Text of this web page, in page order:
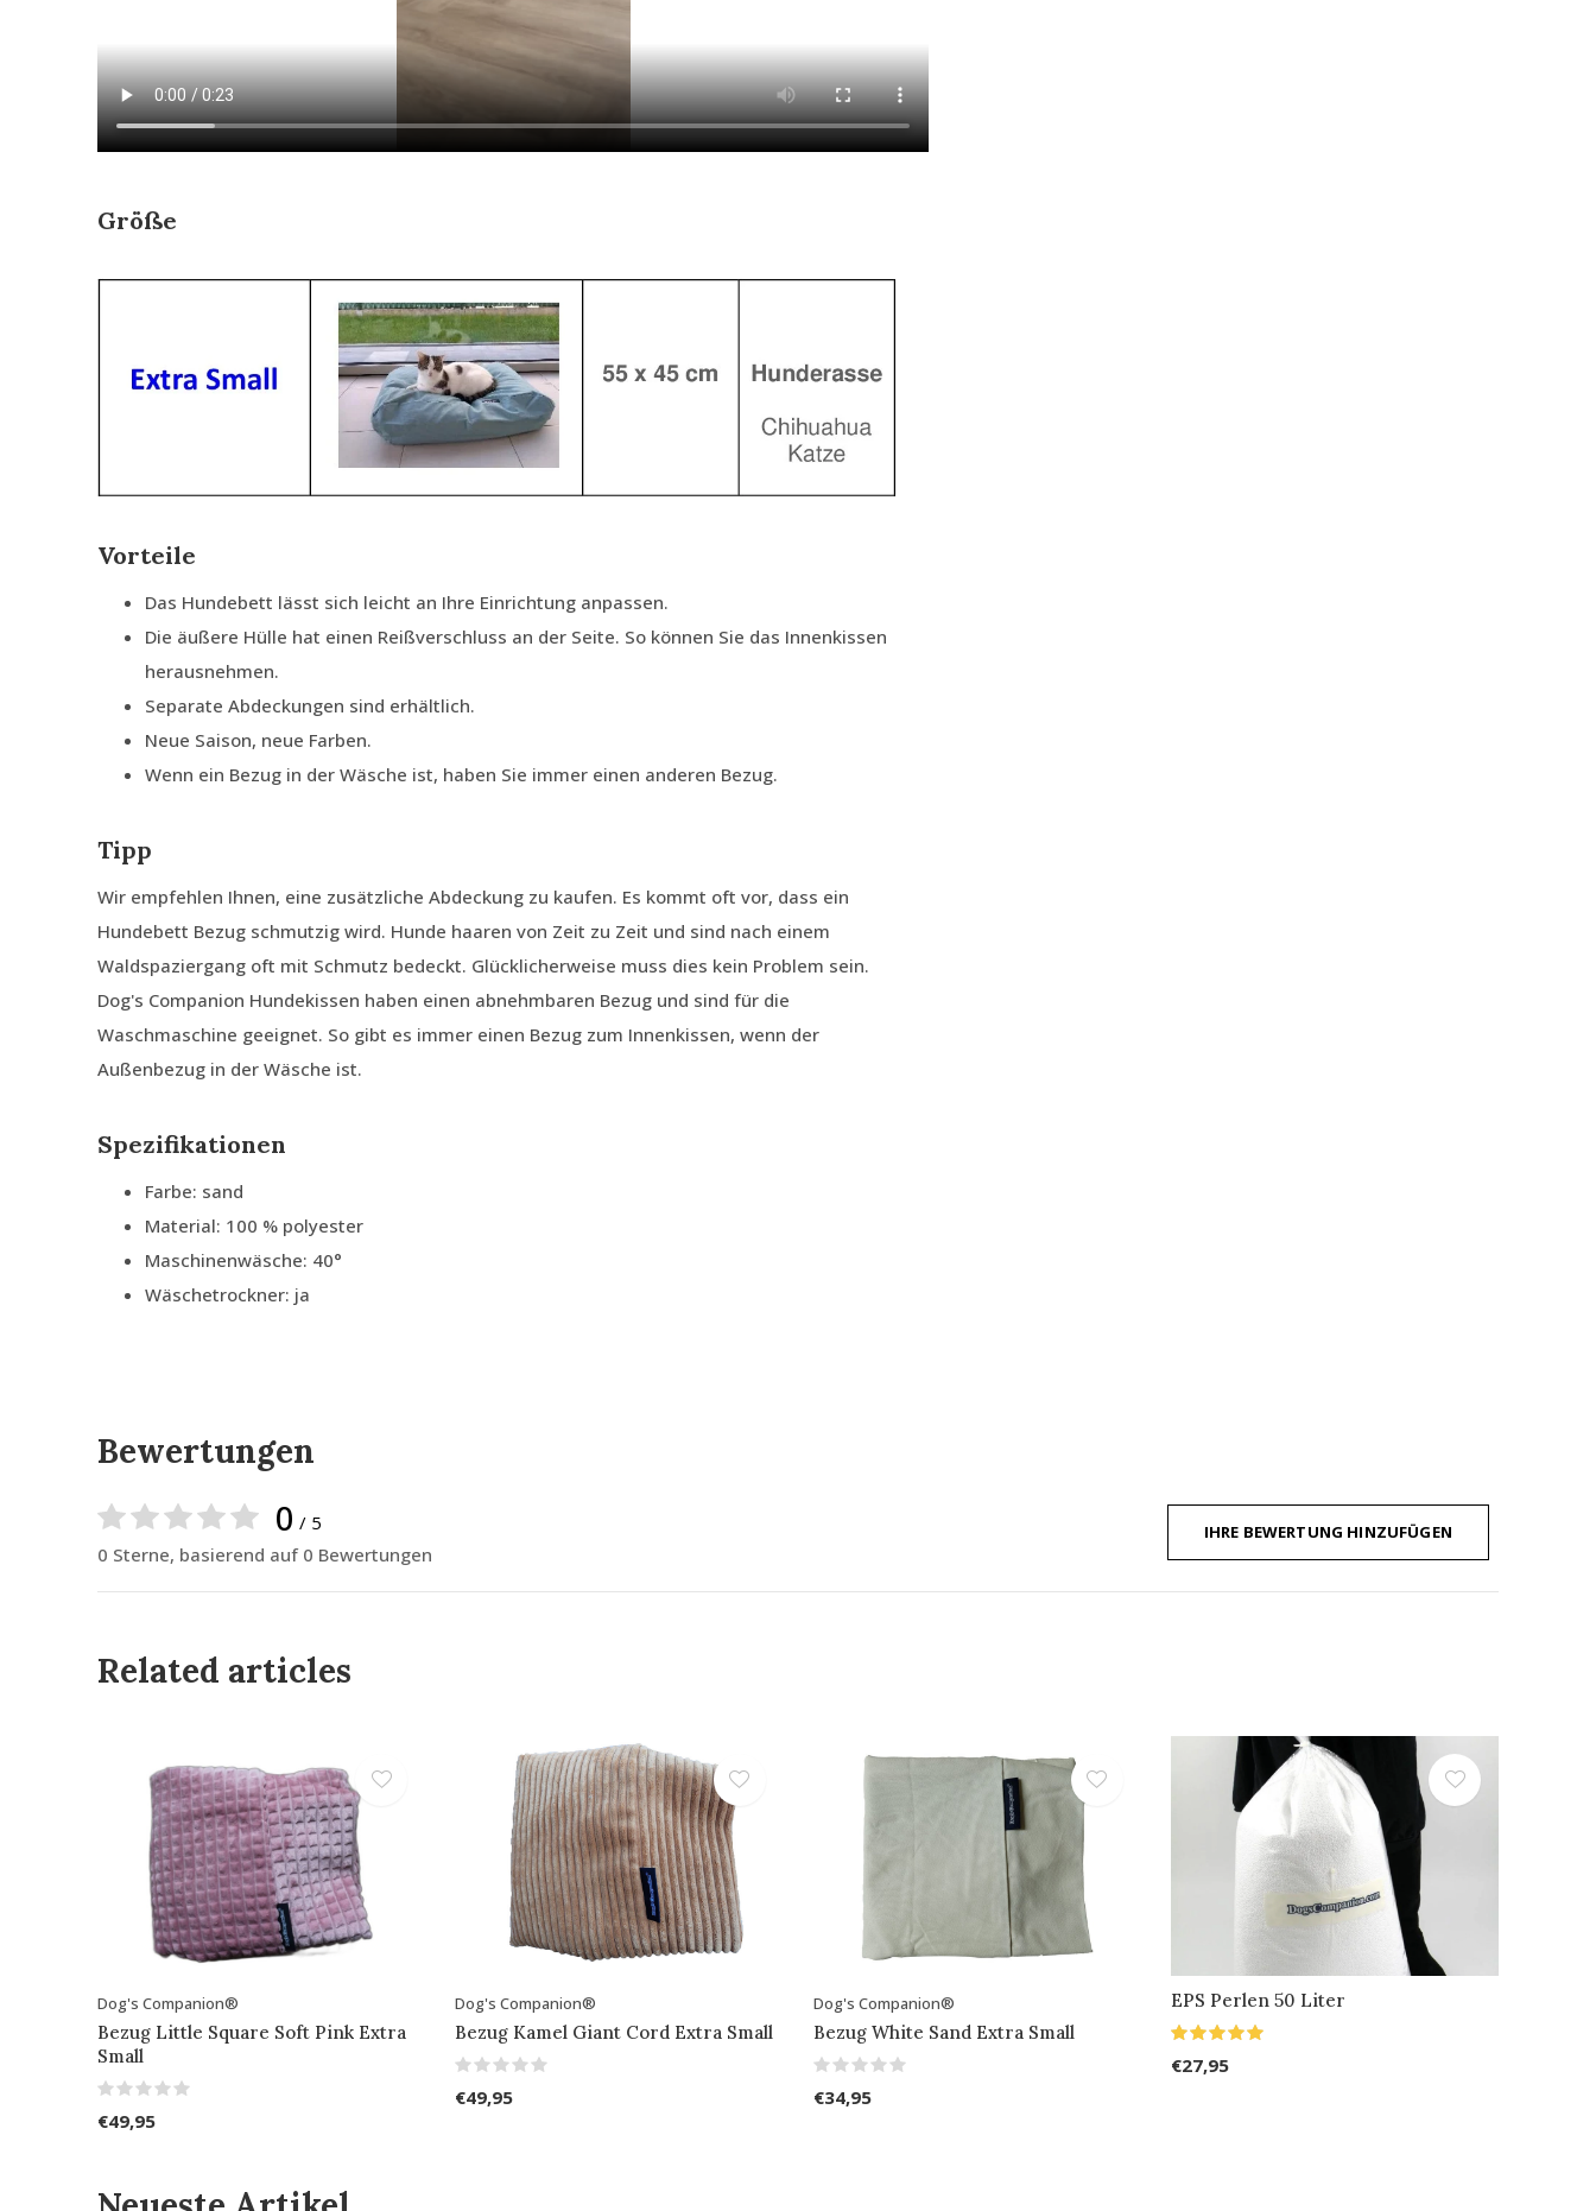
Größe
Vorteile
Das Hundebett lässt sich leicht an Ihre Einrichtung anpassen.
Die äußere Hülle hat einen Reißverschluss an der Seite. So können Sie das Innenkissen
herausnehmen.
Separate Abdeckungen sind erhältlich.
Neue Saison, neue Farben.
Wenn ein Bezug in der Wäsche ist, haben Sie immer einen anderen Bezug.
Tipp
Wir empfehlen Ihnen, eine zusätzliche Abdeckung zu kaufen. Es kommt oft vor, dass ein
Hundebett Bezug schmutzig wird. Hunde haaren von Zeit zu Zeit und sind nach einem
Waldspaziergang oft mit Schmutz bedeckt. Glücklicherweise muss dies kein Problem sein.
Dog's Companion Hundekissen haben einen abnehmbaren Bezug und sind für die
Waschmaschine geeignet. So gibt es immer einen Bezug zum Innenkissen, wenn der
Außenbezug in der Wäsche ist.
Spezifikationen
Farbe: sand
Material: 100 % polyester
Maschinenwäsche: 40°
Wäschetrockner: ja
Bewertungen
0 / 5
0 Sterne, basierend auf 0 Bewertungen
IHRE BEWERTUNG HINZUFÜGEN
Related articles
Dog's Companion®
Bezug Little Square Soft Pink Extra
Small
€49,95
Dog's Companion®
Bezug Kamel Giant Cord Extra Small
€49,95
Dog's Companion®
Bezug White Sand Extra Small
€34,95
EPS Perlen 50 Liter
€27,95